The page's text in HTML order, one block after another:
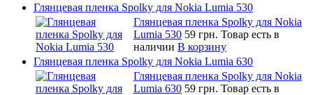
Глянцевая пленка Spolky для Nokia Lumia 530
Глянцевая пленка Spolky для Nokia
Lumia 530 59 грн. Товар есть в
наличии В корзину
Глянцевая пленка Spolky для Nokia Lumia 630
Глянцевая пленка Spolky для Nokia
Lumia 630 59 грн. Товар есть в